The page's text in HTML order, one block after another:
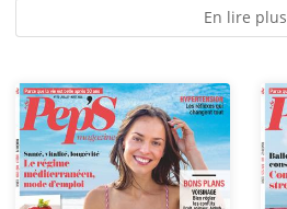
En lire plus